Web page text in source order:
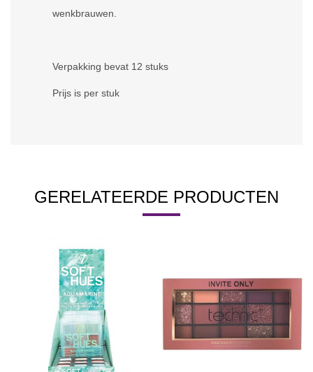
wenkbrauwen.
Verpakking bevat 12 stuks
Prijs is per stuk
GERELATEERDE PRODUCTEN